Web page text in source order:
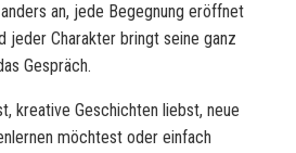
an, jede Begegnung eröffnet
jeder Charakter bringt seine ganz
Gespräch.
kreative Geschichten liebst, neue
möchtest oder einfach